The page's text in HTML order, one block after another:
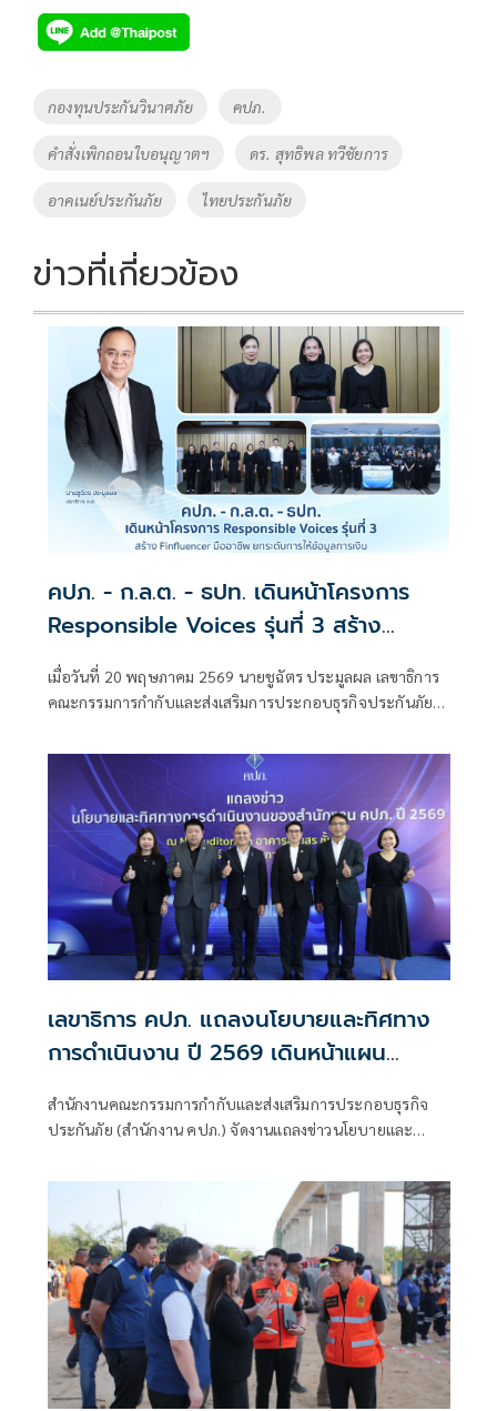
e
b
o
o
k
tt
er
p
y
Li
k
Tags
กองทุนประกันวินาศภัย คปภ.
คำสั่งเพิกถอนใบอนุญาตฯ ดร. สุทธิพล ทวีชัยการ
อาคเนย์ประกันภัย ไทยประกันภัย
ข่าวที่เกี่ยวข้อง
คปภ. - ก.ล.ต. - ธปท. เดินหน้าโครงการ
Responsible Voices รุ่นที่ 3 สร้าง
Finfluencer มืออาชีพ ยกระดับการให้ข้อมูล
การเงิน การลงทุน และประกันภัยอย่างรับ
เมื่อวันที่ 20 พฤษภาคม 2569 นายชูฉัตร ประมูลผล เลขาธิการ
คณะกรรมการกำกับและส่งเสริมการประกอบธุรกิจประกันภัย
เลขาธิการ
เลขาธิการ คปภ. แถลงนโยบายและทิศทาง
การดำเนินงาน ปี 2569 เดินหน้าแผน
ระบบประกันภัยเป็นโครงสร้างพื้นฐานบริหาร
สำนักงานคณะกรรมการกำกับและส่งเสริมการประกอบธุรกิจ
ประกันภัย (สำนักงาน คปภ.) จัดงานแถลงข่าวนโยบายและ
ห้องประชุม NT Meeting & Auditorium กรุงเทพมหานคร